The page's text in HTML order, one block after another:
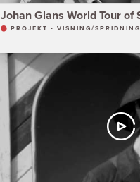
PROJEKT - VISNING/SPRIDNING